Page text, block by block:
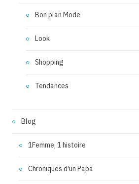
Bon plan Mode
Look
Shopping
Tendances
Blog
1Femme, 1 histoire
Chroniques d'un Papa